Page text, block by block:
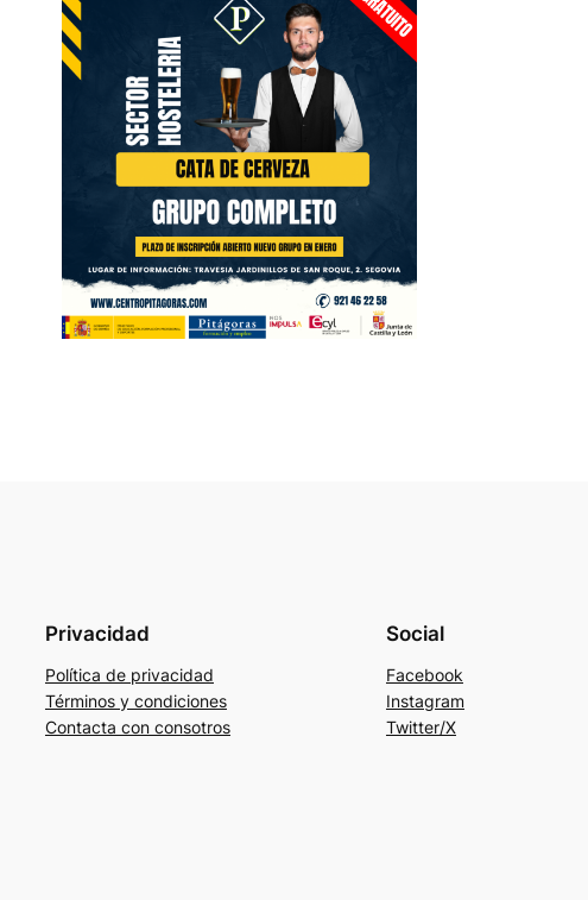
Privacidad
Política de privacidad
Términos y condiciones
Contacta con consotros
Social
Facebook
Instagram
Twitter/X